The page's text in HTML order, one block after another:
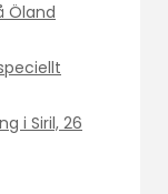
Öland
i Siril, 26